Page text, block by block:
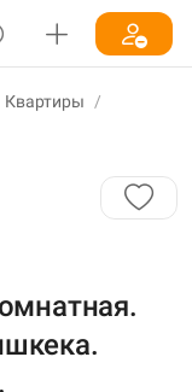
Квартиры
/